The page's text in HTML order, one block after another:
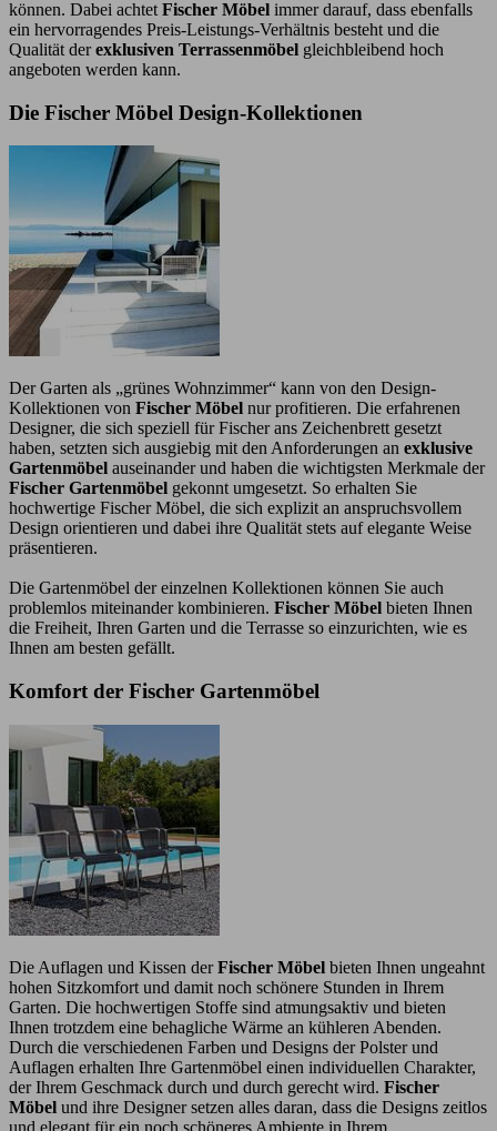
können. Dabei achtet Fischer Möbel immer darauf, dass ebenfalls
ein hervorragendes Preis-Leistungs-Verhältnis besteht und die
Qualität derexklusiven Terrassenmöbel gleichbleibend hoch
angeboten werden kann.
Die Fischer Möbel Design-Kollektionen
Der Garten als „grünes Wohnzimmer“ kann von den Design-
Kollektionen von Fischer Möbel nur profitieren. Die erfahrenen
Designer, die sich speziell für Fischer ans Zeichenbrett gesetzt
haben, setzten sich ausgiebig mit den Anforderungen an exklusive
Gartenmöbel auseinander und haben die wichtigsten Merkmale der
Fischer Gartenmöbel gekonnt umgesetzt. So erhalten Sie
hochwertige Fischer Möbel, die sich explizit an anspruchsvollem
Design orientieren und dabei ihre Qualität stets auf elegante Weise
präsentieren.
Die Gartenmöbel der einzelnen Kollektionen können Sie auch
problemlos miteinander kombinieren. Fischer Möbel bieten Ihnen
die Freiheit, Ihren Garten und die Terrasse so einzurichten, wie es
Ihnen am besten gefällt.
Komfort der Fischer Gartenmöbel
Die Auflagen und Kissen derFischer Möbel bieten Ihnen ungeahnt
hohen Sitzkomfort und damit noch schönere Stunden in Ihrem
Garten. Die hochwertigen Stoffe sind atmungsaktiv und bieten
Ihnen trotzdem eine behagliche Wärme an kühleren Abenden.
Durch die verschiedenen Farben und Designs der Polster und
Auflagen erhalten Ihre Gartenmöbel einen individuellen Charakter,
der Ihrem Geschmack durch und durch gerecht wird. Fischer
Möbel und ihre Designer setzen alles daran, dass die Designs zeitlos
und elegant für ein noch schöneres Ambiente in Ihrem